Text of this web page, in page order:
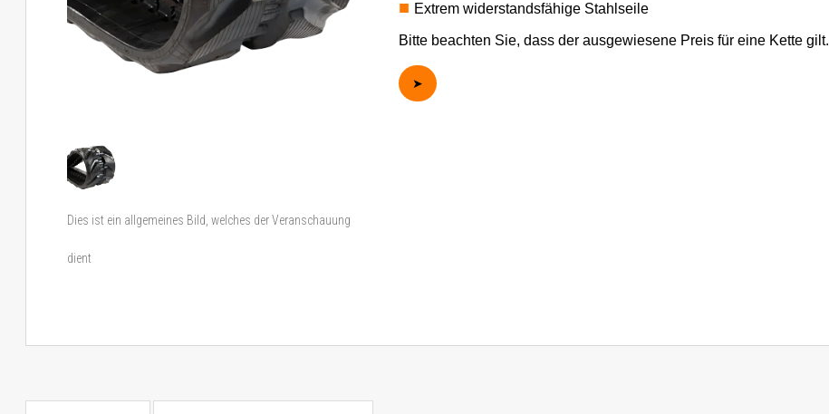
Dies ist ein allgemeines Bild, welches der Veranschauung
dient
Extrem widerstandsfähige Stahlseile
Bitte beachten Sie, dass der ausgewiesene Preis für eine Kette gilt.
➤